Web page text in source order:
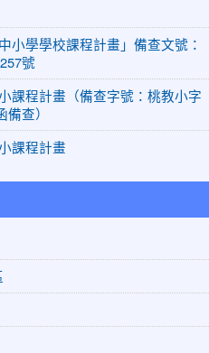
小學學校課程計畫」備查文號：
號
課程計畫（備查字號：桃教小字
查）
課程計畫